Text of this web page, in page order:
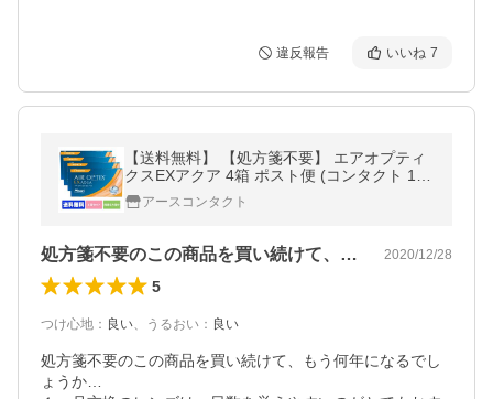
違反報告 いいね 7
【送料無料】 【処方箋不要】 エアオプティ
クスEXアクア 4箱 ポスト便 (コンタクト 1ヶ
月 コンタクトレンズ 1ヶ月 )
アースコンタクト
処方箋不要のこの商品を買い続けて、もう… 2020/12/28
5
つけ心地 ： 良い、 うるおい ： 良い
処方箋不要のこの商品を買い続けて、もう何年になるでし
ょうか…